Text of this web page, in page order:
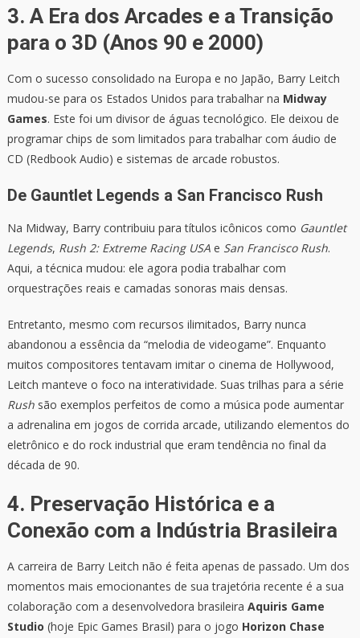
3. A Era dos Arcades e a Transição
para o 3D (Anos 90 e 2000)
Com o sucesso consolidado na Europa e no Japão, Barry Leitch
mudou-se para os Estados Unidos para trabalhar na Midway
Games. Este foi um divisor de águas tecnológico. Ele deixou de
programar chips de som limitados para trabalhar com áudio de
CD (Redbook Audio) e sistemas de arcade robustos.
De Gauntlet Legends a San Francisco Rush
Na Midway, Barry contribuiu para títulos icônicos como Gauntlet
Legends, Rush 2: Extreme Racing USAe San Francisco Rush.
Aqui, a técnica mudou: ele agora podia trabalhar com
orquestrações reais e camadas sonoras mais densas.
Entretanto, mesmo com recursos ilimitados, Barry nunca
abandonou a essência da “melodia de videogame”. Enquanto
muitos compositores tentavam imitar o cinema de Hollywood,
Leitch manteve o foco na interatividade. Suas trilhas para a série
Rushsão exemplos perfeitos de como a música pode aumentar
a adrenalina em jogos de corrida arcade, utilizando elementos do
eletrônico e do rock industrial que eram tendência no final da
década de 90.
4. Preservação Histórica e a
Conexão com a Indústria Brasileira
A carreira de Barry Leitch não é feita apenas de passado. Um dos
momentos mais emocionantes de sua trajetória recente é a sua
colaboração com a desenvolvedora brasileira Aquiris Game
Studio (hoje Epic Games Brasil) para o jogo Horizon Chase